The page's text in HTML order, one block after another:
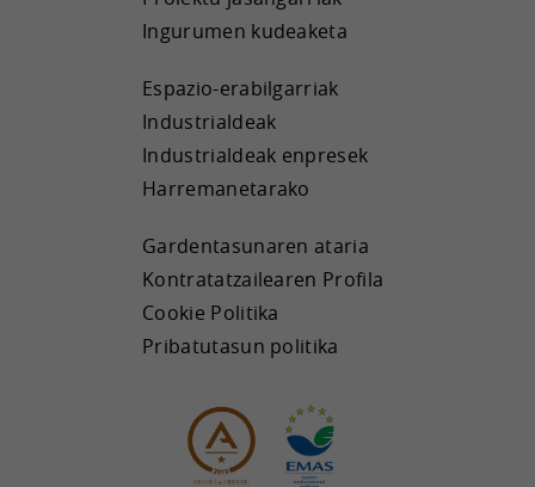
Ingurumen kudeaketa
Espazio-erabilgarriak
Industrialdeak
Industrialdeak enpresek
Harremanetarako
Gardentasunaren ataria
Kontratatzailearen Profila
Cookie Politika
Pribatutasun politika